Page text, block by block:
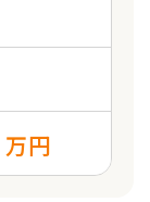
万円